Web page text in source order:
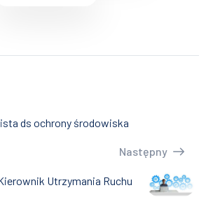
ds ochrony środowiska
Następny
Utrzymania Ruchu